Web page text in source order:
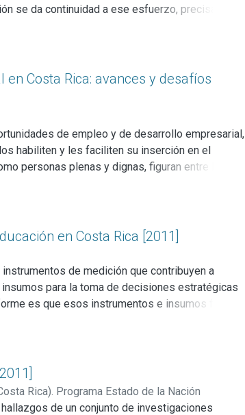
se da continuidad a ese esfuerzo, precisando
vez se deriva del marco conceptual definido
Costa Rica: avances y desafíos
de empleo y de desarrollo empresarial,
habiliten y les faciliten su inserción en el
personas plenas y dignas, figuran entre las
En este capítulo se hace un esfuerzo por
en Costa Rica [2011]
de medición que contribuyen a
para la toma de decisiones estratégicas
es que esos instrumentos e insumos formen
emprendan de ahora en adelante. Dado el
de medir el acceso y los resultados que tienen
educativos en general y los estatales en
Rica). Programa Estado de la Nación
de un conjunto de investigaciones